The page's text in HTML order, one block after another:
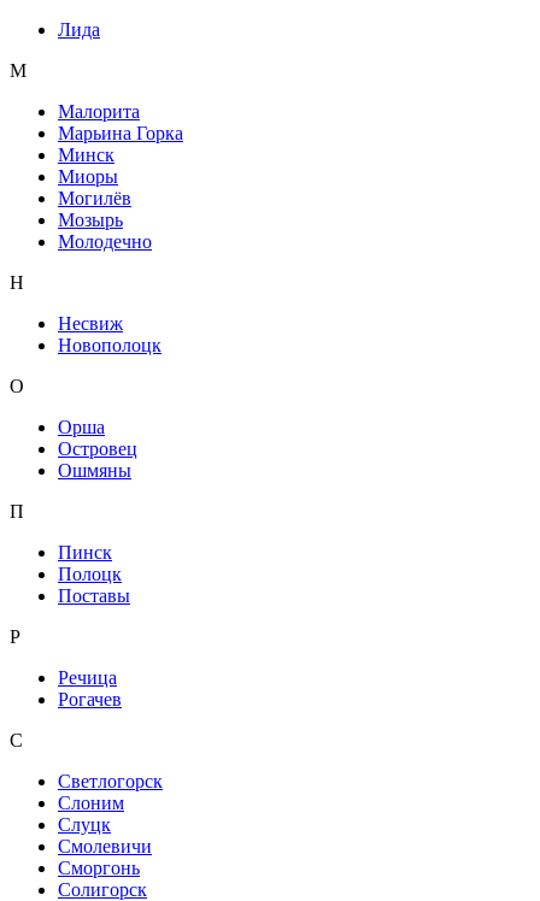
Лида
М
Малорита
Марьина Горка
Минск
Миоры
Могилёв
Мозырь
Молодечно
Н
Несвиж
Новополоцк
О
Орша
Островец
Ошмяны
П
Пинск
Полоцк
Поставы
Р
Речица
Рогачев
С
Светлогорск
Слоним
Слуцк
Смолевичи
Сморгонь
Солигорск